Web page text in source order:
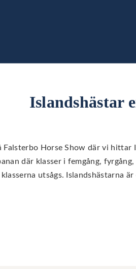
Islandshästar
Falsterbo Horse Show där vi
där klasser i femgång,
utsågs. Islandshästarna